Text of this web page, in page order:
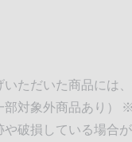
いただいた商品には
部対象外商品あり）
破損している場合